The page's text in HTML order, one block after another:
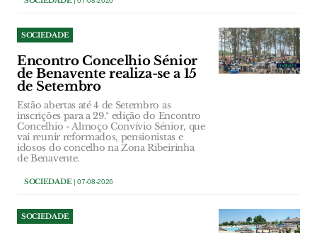
SOCIEDADE
Encontro Concelhio Sénior
de Benavente realiza-se a 15
de Setembro
Estão abertas até 4 de Setembro as
inscrições para a 29.ª edição do Encontro
Concelhio - Almoço Convívio Sénior, que
vai reunir reformados, pensionistas e
idosos do concelho na Zona Ribeirinha
de Benavente.
SOCIEDADE| 07-08-2026
SOCIEDADE